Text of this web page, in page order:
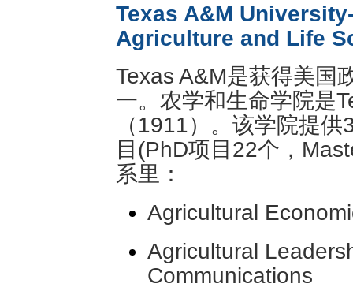
Texas A&M
Agriculture and Life
Texas A&M是获得美国
一。农学和生命学院是
（1911）。该学院提
目(PhD项目22个，
系里：
Agricultural
Agricultural
Communications